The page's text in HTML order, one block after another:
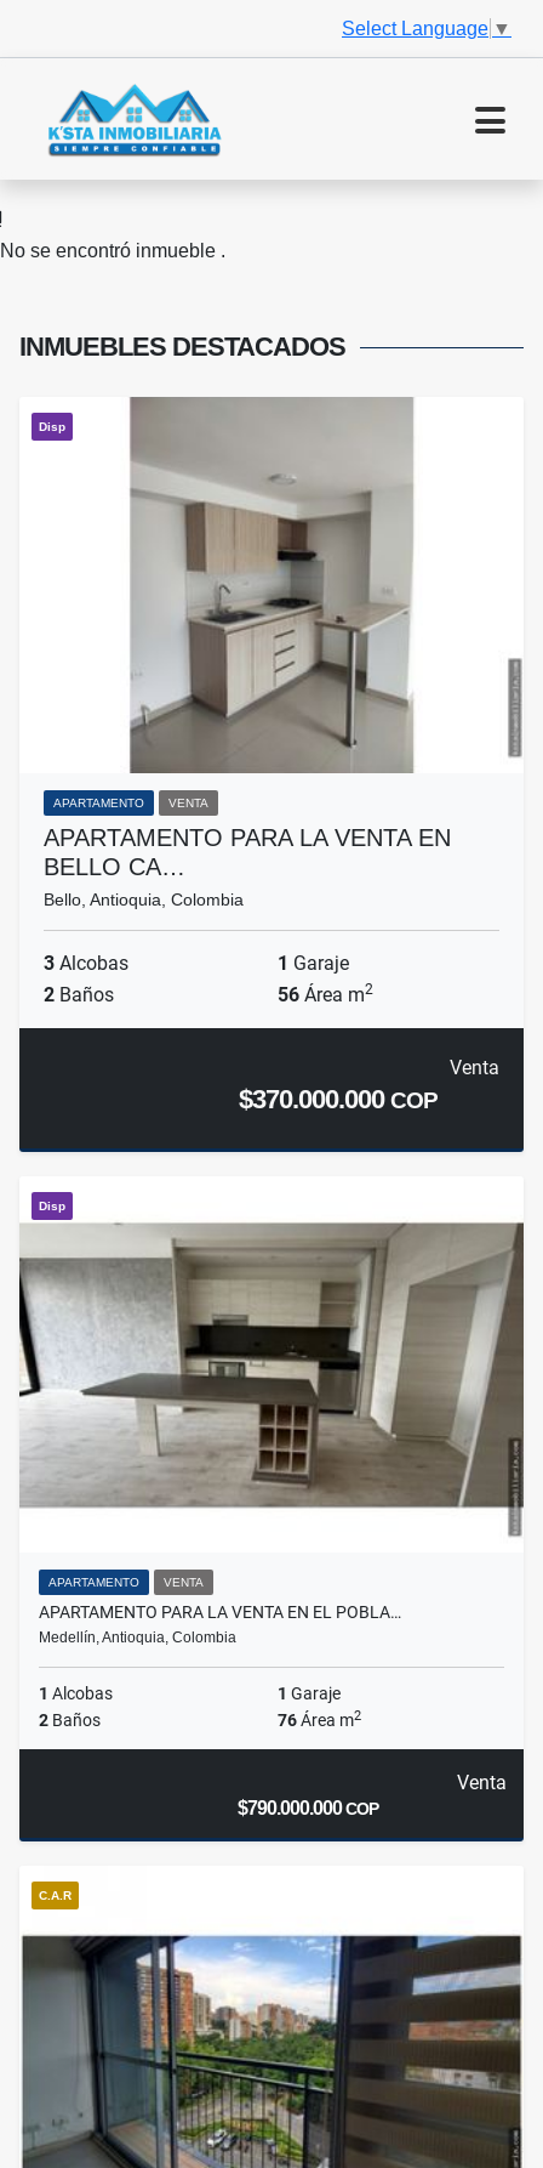
Select Language ▼
No se encontró inmueble .
INMUEBLES DESTACADOS
Disp
APARTAMENTO VENTA
APARTAMENTO PARA LA VENTA EN
BELLO CA…
Bello, Antioquia, Colombia
3 Alcobas 1 Garaje
2 Baños 56 Área m2
Venta
$370.000.000COP
Disp
APARTAMENTO VENTA
APARTAMENTO PARA LA VENTA EN EL POBLA…
Medellín, Antioquia, Colombia
1 Alcobas 1 Garaje
2 Baños 76Área m2
Venta
$790.000.000COP
C.A.R